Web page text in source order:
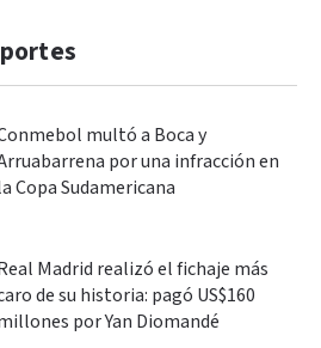
multó a Boca y
por una infracción en
Copa Sudamericana
Madrid realizó el fichaje más
de su historia: pagó US$160
por Yan Diomandé